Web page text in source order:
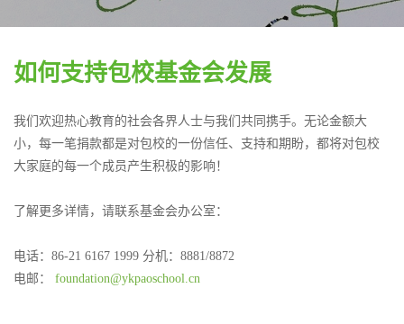
如何支持包校基金会发展
我们欢迎热心教育的社会各界人士与我们共同携手。无论金额大
小，每一笔捐款都是对包校的一份信任、支持和期盼，都将对包校
大家庭的每一个成员产生积极的影响！
了解更多详情，请联系基金会办公室：
电话：86-21 6167 1999 分机：8881/8872
电邮： foundation@ykpaoschool.cn